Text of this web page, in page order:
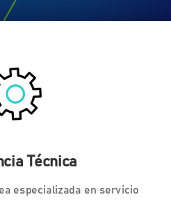
Técnica
especializada en servicio